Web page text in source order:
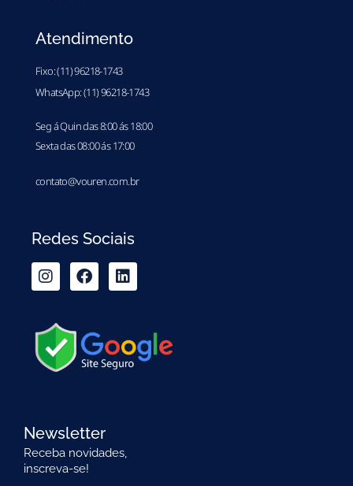
Atendimento
Fixo: (11) 96218-1743
WhatsApp: (11) 96218-1743
Seg á Quin das 8:00 ás 18:00
Sexta das 08:00 ás 17:00
contato@vouren.com.br
Redes Sociais
Newsletter
Receba novidades,
inscreva-se!